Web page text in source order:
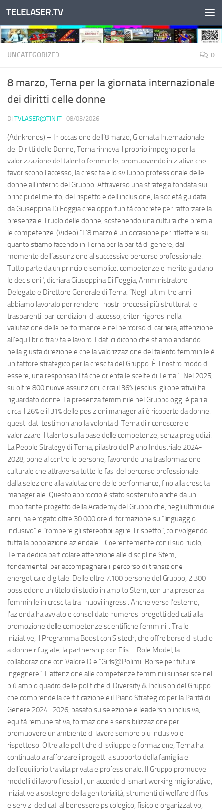
Salta al contenuto
TELELASER.TV
UNCATEGORIZED 0
8 marzo, Terna per la giornata internazionale
dei diritti delle donne
DI TVLASER@TIN.IT · 08/03/2026
(Adnkronos) – In occasione dell’8 marzo, Giornata Internazionale
dei Diritti delle Donne, Terna rinnova il proprio impegno per la
valorizzazione del talento femminile, promuovendo iniziative che
favoriscono l’accesso, la crescita e lo sviluppo professionale delle
donne all’interno del Gruppo. Attraverso una strategia fondata sui
principi del merito, del rispetto e dell'inclusione, la società guidata
da Giuseppina Di Foggia crea opportunità concrete per rafforzare la
presenza e il ruolo delle donne, sostenendo una cultura che premia
le competenze. (Video) "L’8 marzo è un’occasione per riflettere su
quanto stiamo facendo in Terna per la parità di genere, dal
momento dell’assunzione al successivo percorso professionale.
Tutto parte da un principio semplice: competenze e merito guidano
le decisioni", dichiara Giuseppina Di Foggia, Amministratore
Delegato e Direttore Generale di Terna. “Negli ultimi tre anni
abbiamo lavorato per rendere i nostri processi più strutturati e
trasparenti: pari condizioni di accesso, criteri rigorosi nella
valutazione delle performance e nel percorso di carriera, attenzione
all’equilibrio tra vita e lavoro. I dati ci dicono che stiamo andando
nella giusta direzione e che la valorizzazione del talento femminile è
un fattore strategico per la crescita del Gruppo. È il nostro modo di
essere, una responsabilità che orienta le scelte di Terna". Nel 2025,
su oltre 800 nuove assunzioni, circa il 36% (esclusi gli operativi) ha
riguardato donne. La presenza femminile nel Gruppo oggi è pari a
circa il 26% e il 31% delle posizioni manageriali è ricoperto da donne:
questi dati testimoniano la volontà di Terna di riconoscere e
valorizzare il talento sulla base delle competenze, senza pregiudizi.
La People Strategy di Terna, pilastro del Piano Industriale 2024-
2028, pone al centro le persone, favorendo una trasformazione
culturale che attraversa tutte le fasi del percorso professionale:
dalla selezione alla valutazione delle performance, fino alla crescita
manageriale. Questo approccio è stato sostenuto anche da un
importante progetto della Academy del Gruppo che, negli ultimi due
anni, ha erogato oltre 30.000 ore di formazione su “linguaggio
inclusivo” e “rompere gli stereotipi: agire il rispetto”, coinvolgendo
tutta la popolazione aziendale. Coerentemente con il suo ruolo,
Terna dedica particolare attenzione alle discipline Stem,
fondamentali per accompagnare il percorso di transizione
energetica e digitale. Delle oltre 7.100 persone del Gruppo, 2.300
possiedono un titolo di studio in ambito Stem, con una presenza
femminile in crescita tra i nuovi ingressi. Anche verso l’esterno,
l'azienda ha avviato e consolidato numerosi progetti dedicati alla
promozione delle competenze scientifiche femminili. Tra le
iniziative, il Programma Boost con Sistech, che offre borse di studio
a donne rifugiate, la partnership con Elis – Role Model, la
collaborazione con Valore D e “Girls@Polimi-Borse per future
ingegnere”. L’attenzione alle competenze femminili si inserisce nel
più ampio quadro delle politiche di Diversity & Inclusion del Gruppo
che comprende la certificazione e il Piano Strategico per la Parità di
Genere 2024–2026, basato su selezione e leadership inclusiva,
equità remunerativa, formazione e sensibilizzazione per
promuovere un ambiente di lavoro sempre più inclusivo e
rispettoso. Oltre alle politiche di sviluppo e formazione, Terna ha
continuato a rafforzare i progetti a supporto della famiglia e
dell’equilibrio tra vita privata e professionale. Il Gruppo promuove
modelli di lavoro flessibili, un accordo di smart working migliorativo,
iniziative a sostegno della genitorialità, strumenti di welfare diffusi
e servizi dedicati al benessere psicologico, fisico e organizzativo,